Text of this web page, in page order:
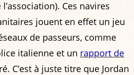
Ces navires
jouent en effet un jeu
de passeurs, comme
italienne et un rapport de
C’est à juste titre que Jordan